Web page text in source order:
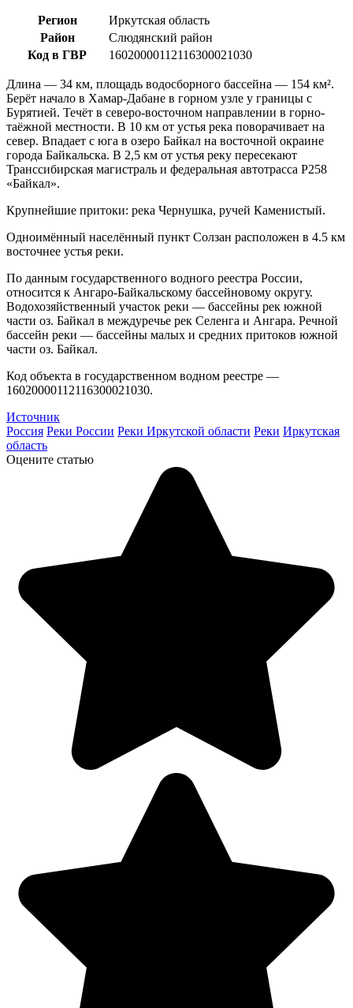
Регион
Иркутская область
Район
Слюдянский район
Код в ГВР
16020000112116300021030
Длина — 34 км, площадь водосборного бассейна — 154 км².
Берёт начало в Хамар-Дабане в горном узле у границы с
Бурятией. Течёт в северо-восточном направлении в горно-
таёжной местности. В 10 км от устья река поворачивает на
север. Впадает с юга в озеро Байкал на восточной окраине
города Байкальска. В 2,5 км от устья реку пересекают
Транссибирская магистраль и федеральная автотрасса Р258
«Байкал».
Крупнейшие притоки: река Чернушка, ручей Каменистый.
Одноимённый населённый пункт Солзан расположен в 4.5 км
восточнее устья реки.
По данным государственного водного реестра России,
относится к Ангаро-Байкальскому бассейновому округу.
Водохозяйственный участок реки — бассейны рек южной
части оз. Байкал в междуречье рек Селенга и Ангара. Речной
бассейн реки — бассейны малых и средних притоков южной
части оз. Байкал.
Код объекта в государственном водном реестре —
16020000112116300021030.
Источник
Россия Реки России Реки Иркутской области Реки Иркутская
область
Оцените статью